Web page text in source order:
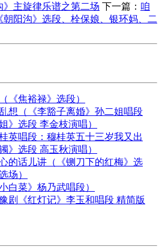
》主旋律乐谱之第二场 下一篇： 咱
阳沟》选段、栓保娘、银环妈、二
《焦裕禄》选段）
想（《李豁子离婚》孙二姐唱段
》选段 李金枝演唱）
英唱段：穆桂英五十三岁我又出
》选段 高玉秋演唱）
的话儿讲（《铡刀下的红梅》选
场）
白菜》杨乃武唱段）
剧《红灯记》李玉和唱段 精简版